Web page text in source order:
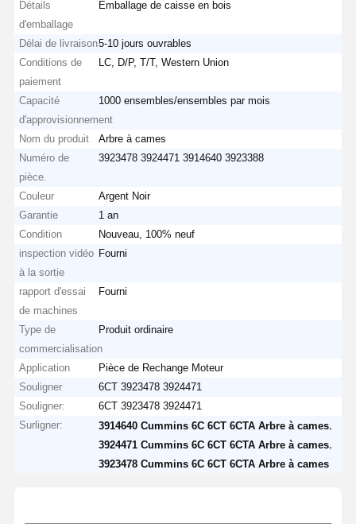
Détails
d'emballage
Emballage de caisse en bois
Délai de livraison5-10 jours ouvrables
Conditions de
paiement
LC, D/P, T/T, Western Union
Capacité
d'approvisionnement
1000 ensembles/ensembles par mois
Nom du produit
Arbre à cames
Numéro de
pièce.
3923478 3924471 3914640 3923388
Couleur
Argent Noir
Garantie
1 an
Condition
Nouveau, 100% neuf
inspection vidéo
à la sortie
Fourni
rapport d'essai
de machines
Fourni
Type de
commercialisation
Produit ordinaire
Application
Pièce de Rechange Moteur
Souligner
6CT 3923478 3924471
Souligner:
6CT 3923478 3924471
Surligner:
3914640 Cummins 6C 6CT 6CTA Arbre à cames
3924471 Cummins 6C 6CT 6CTA Arbre à cames
3923478 Cummins 6C 6CT 6CTA Arbre à cames